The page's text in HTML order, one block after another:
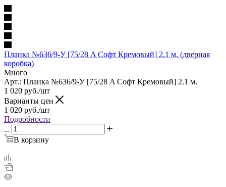
Планка №636/9-У [75/28 A Софт Кремовый] 2.1 м. (дверная
коробка)
Много
Арт.: Планка №636/9-У [75/28 A Софт Кремовый] 2.1 м.
1 020 руб./шт
Варианты цен
1 020 руб./шт
Подробности
В корзину